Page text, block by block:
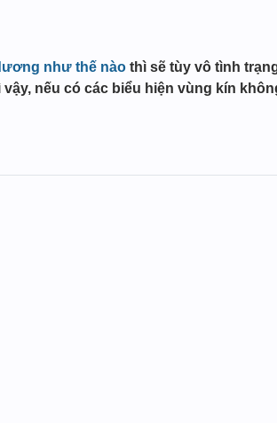
như thế nào thì sẽ tùy vô tình
nếu có các biểu hiện vùng kín